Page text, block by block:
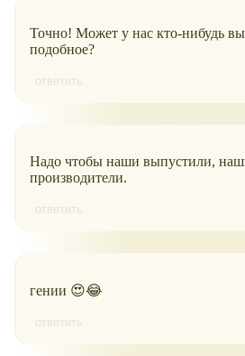
Точно! Может у нас кто-нибудь
подобное?
ответить
Надо чтобы наши выпустили,
производители.
ответить
гении 😍😂
ответить